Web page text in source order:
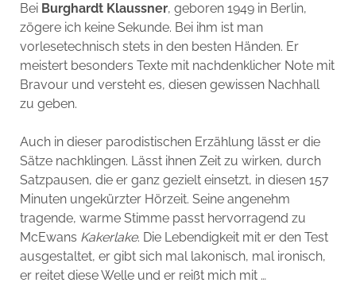
Bei Burghardt Klaussner, geboren 1949 in Berlin,
zögere ich keine Sekunde. Bei ihm ist man
vorlesetechnisch stets in den besten Händen. Er
meistert besonders Texte mit nachdenklicher Note mit
Bravour und versteht es, diesen gewissen Nachhall
zu geben.
Auch in dieser parodistischen Erzählung lässt er die
Sätze nachklingen. Lässt ihnen Zeit zu wirken, durch
Satzpausen, die er ganz gezielt einsetzt, in diesen 157
Minuten ungekürzter Hörzeit. Seine angenehm
tragende, warme Stimme passt hervorragend zu
McEwans Kakerlake. Die Lebendigkeit mit er den Test
ausgestaltet, er gibt sich mal lakonisch, mal ironisch,
er reitet diese Welle und er reißt mich mit …